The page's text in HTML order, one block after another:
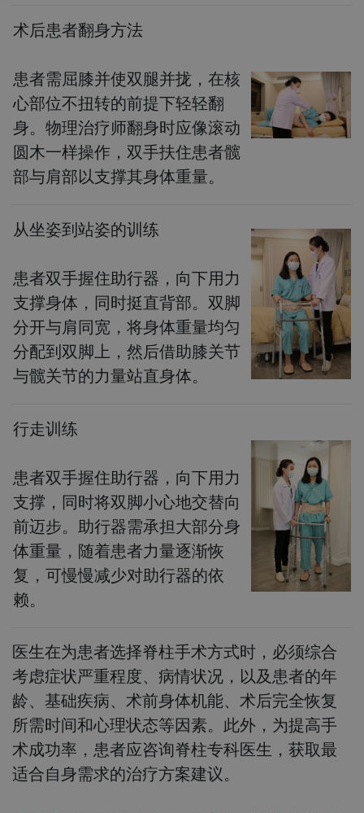
术后患者翻身方法
患者需屈膝并使双腿并拢，在核
心部位不扭转的前提下轻轻翻
身。物理治疗师翻身时应像滚动
圆木一样操作，双手扶住患者髋
部与肩部以支撑其身体重量。
从坐姿到站姿的训练
患者双手握住助行器，向下用力
支撑身体，同时挺直背部。双脚
分开与肩同宽，将身体重量均匀
分配到双脚上，然后借助膝关节
与髋关节的力量站直身体。
行走训练
患者双手握住助行器，向下用力
支撑，同时将双脚小心地交替向
前迈步。助行器需承担大部分身
体重量，随着患者力量逐渐恢
复，可慢慢减少对助行器的依
赖。
医生在为患者选择脊柱手术方式时，必须综合
考虑症状严重程度、病情状况，以及患者的年
龄、基础疾病、术前身体机能、术后完全恢复
所需时间和心理状态等因素。此外，为提高手
术成功率，患者应咨询脊柱专科医生，获取最
适合自身需求的治疗方案建议。